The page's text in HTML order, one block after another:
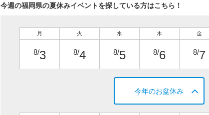
今週の福岡県の夏休みイベントを探している方はこちら！
月
8/3
火
8/4
水
8/5
木
8/6
金
8/7
今年のお盆休み